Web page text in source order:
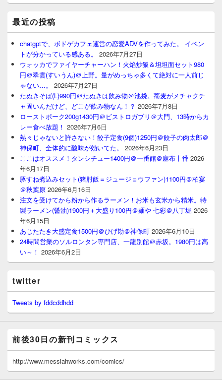
最近の投稿
chatgptで、ボドゲカフェ運営の恋愛ADVを作ってみた。 イベン
トが分かっている感ある。
2026年7月27日
ウォッカでファイヤーチャーハン！火焰炒飯＆坦坦面セット980
円＠翠雲(すいうん)＠上野。量がめっちゃ多くて絶対に一人前じ
ゃない…。
2026年7月27日
たぬきそば(L)990円＠たぬきは飲み物＠池袋。蕎麦がメチャクチ
ャ固いんだけど、どこが飲み物なん！？ 2026年7月8日
ローストポーク200g1430円＠ビストロガブリ＠大門、13時からカ
レー食べ放題！ 2026年7月6日
熱々じゃないと許さない！餃子定食(9個)1250円＠餃子の肉太郎＠
神保町、全体的に酸味が効いてた。
2026年6月23日
ここはオススメ！タンシチュー1400円＠一番館＠麻布十番 2026
年6月17日
豚すね煮込みセット(猪肘飯＝ジュージョウファン)1100円＠柏宴
＠秋葉原 2026年6月16日
注文を受けてから粉から作るラーメン！お米も玄米から精米。特
製ラーメン(醤油)1900円＋大盛り100円＠麺や 七彩＠八丁堀 2026
年6月15日
あじたたき大盛定食1500円＠ひげ勘＠神保町 2026年6月10日
24時間営業のソルロンタン専門店、一龍別館＠赤坂。1980円は高
い～！ 2026年6月2日
twitter
Tweets by fddcddhdd
前後30日の新刊コミックス
http://www.messiahworks.com/comics/